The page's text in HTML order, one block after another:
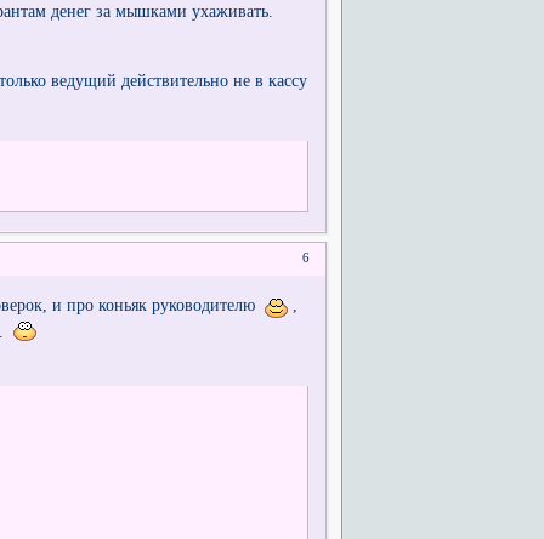
денег за мышками ухаживать.
ведущий действительно не в кассу
6
и про коньяк руководителю